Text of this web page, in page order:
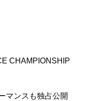
CHAMPIONSHIP
マンスも独占公開